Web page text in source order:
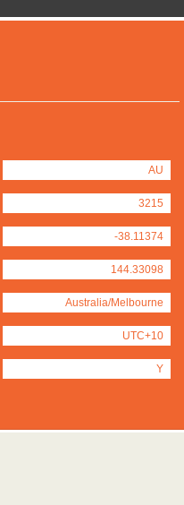
AU
3215
-38.11374
144.33098
Australia/Melbourne
UTC+10
Y